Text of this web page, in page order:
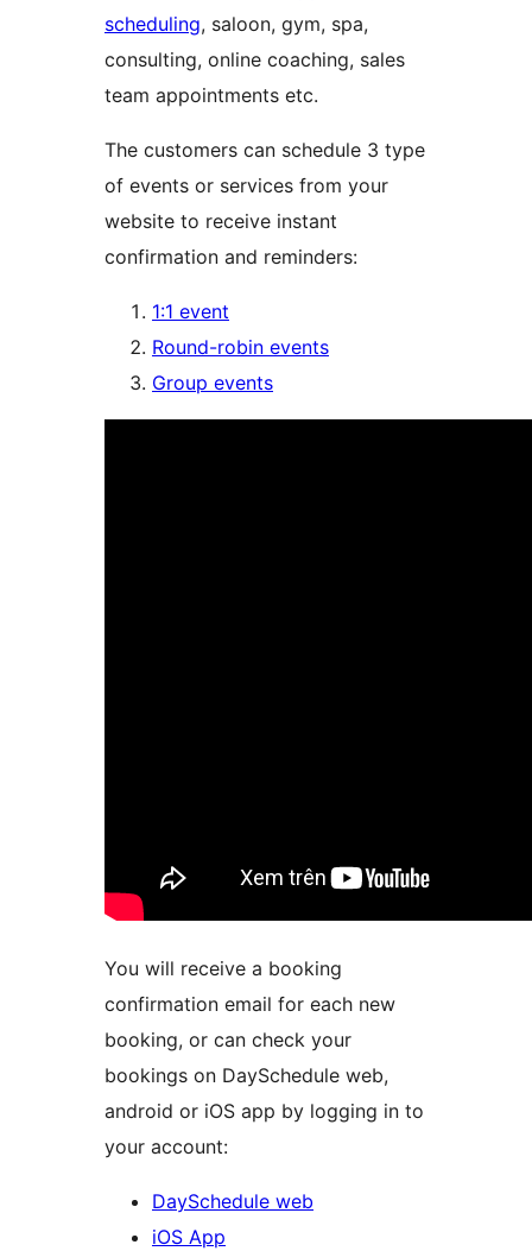
scheduling, saloon, gym, spa,
consulting, online coaching, sales
team appointments etc.
The customers can schedule 3 type
of events or services from your
website to receive instant
confirmation and reminders:
1:1 event
Round-robin events
Group events
You will receive a booking
confirmation email for each new
booking, or can check your
bookings on DaySchedule web,
android or iOS app by logging in to
your account:
DaySchedule web
iOS App